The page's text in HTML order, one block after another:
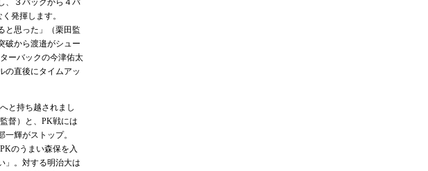
、３バックから４バ
発揮します。
と思った」（栗田監
破から渡邉がシュー
ーバックの今津佑太
の直後にタイムアッ
と持ち越されまし
督）と、PK戦には
輝がストップ。
のうまい森保を入
」。対する明治大は